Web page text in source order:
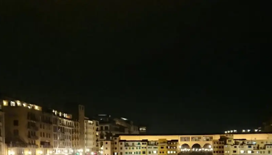
プ